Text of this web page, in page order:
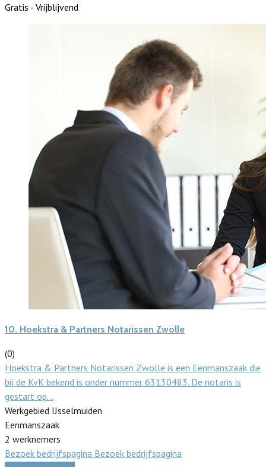
Gratis - Vrijblijvend
10. Hoekstra & Partners Notarissen Zwolle
(0)
Hoekstra & Partners Notarissen Zwolle is een Eenmanszaak die
bij de KvK bekend is onder nummer 63130483. De notaris is
gestart op…
Werkgebied IJsselmuiden
Eenmanszaak
2 werknemers
Bezoek bedrijfspagina Bezoek bedrijfspagina